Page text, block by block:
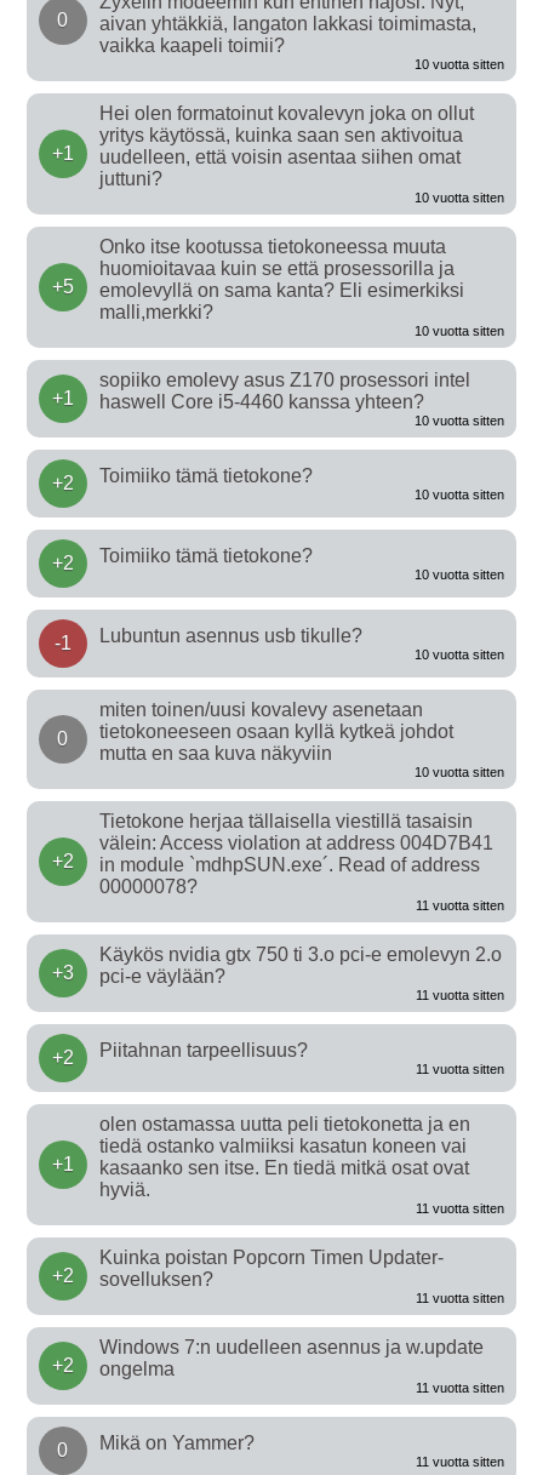
0
aivan yhtäkkiä, langaton lakkasi toimimasta,
vaikka kaapeli toimii?
10 vuotta sitten
+1
Hei olen formatoinut kovalevyn joka on ollut
yritys käytössä, kuinka saan sen aktivoitua
uudelleen, että voisin asentaa siihen omat
juttuni?
10 vuotta sitten
+5
Onko itse kootussa tietokoneessa muuta
huomioitavaa kuin se että prosessorilla ja
emolevyllä on sama kanta? Eli esimerkiksi
malli,merkki?
10 vuotta sitten
+1
sopiiko emolevy asus Z170 prosessori intel
haswell Core i5-4460 kanssa yhteen?
10 vuotta sitten
+2 Toimiiko tämä tietokone?
10 vuotta sitten
+2 Toimiiko tämä tietokone?
10 vuotta sitten
-1 Lubuntun asennus usb tikulle?
10 vuotta sitten
0
miten toinen/uusi kovalevy asenetaan
tietokoneeseen osaan kyllä kytkeä johdot
mutta en saa kuva näkyviin
10 vuotta sitten
+2
Tietokone herjaa tällaisella viestillä tasaisin
välein: Access violation at address 004D7B41
in module `mdhpSUN.exe´. Read of address
00000078?
11 vuotta sitten
+3
Käykös nvidia gtx 750 ti 3.o pci-e emolevyn 2.o
pci-e väylään?
11 vuotta sitten
+2 Piitahnan tarpeellisuus?
11 vuotta sitten
+1
olen ostamassa uutta peli tietokonetta ja en
tiedä ostanko valmiiksi kasatun koneen vai
kasaanko sen itse. En tiedä mitkä osat ovat
hyviä.
11 vuotta sitten
+2
Kuinka poistan Popcorn Timen Updater-
sovelluksen?
11 vuotta sitten
+2
Windows 7:n uudelleen asennus ja w.update
ongelma
11 vuotta sitten
0 Mikä on Yammer?
11 vuotta sitten